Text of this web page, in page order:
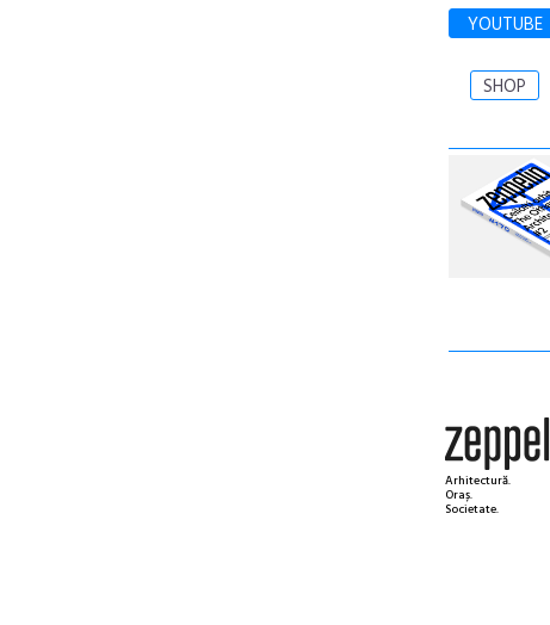
YOUTUBE
SHOP
Arhitectură.
Oraș.
Societate.